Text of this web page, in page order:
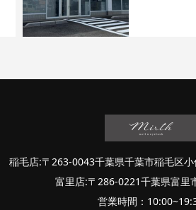
稲毛店:〒263-0043千葉県千葉市稲毛区
富里店:〒286-0221千葉県富里
営業時間：